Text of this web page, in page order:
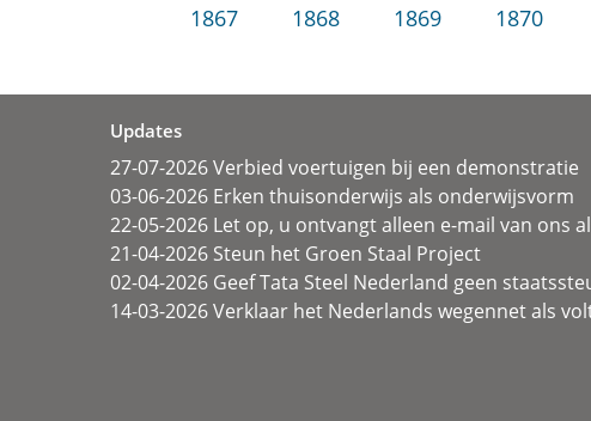
1867
1868 1869 1870
Updates
27-07-2026 Verbied voertuigen bij een demonstratie
03-06-2026 Erken thuisonderwijs als onderwijsvorm
22-05-2026 Let op, u ontvangt alleen e-mail van ons
21-04-2026 Steun het Groen Staal Project
02-04-2026 Geef Tata Steel Nederland geen
14-03-2026 Verklaar het Nederlands wegennet als